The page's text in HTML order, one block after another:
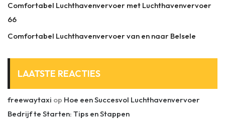
Comfortabel Luchthavenvervoer met Luchthavenvervoer
66
Comfortabel Luchthavenvervoer van en naar Belsele
LAATSTE REACTIES
freewaytaxi op Hoe een Succesvol Luchthavenvervoer
Bedrijf te Starten: Tips en Stappen